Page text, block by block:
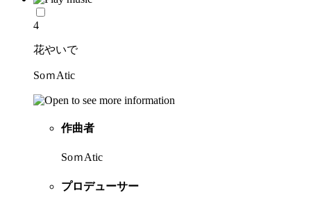
4
花やいで
SoｍAtic
作曲者
SoｍAtic
プロデューサー